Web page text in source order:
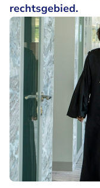
rechtsgebied.